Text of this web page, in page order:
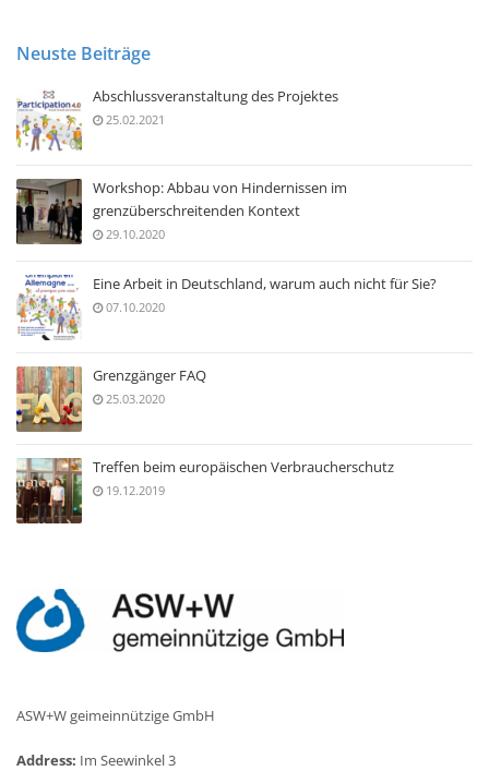
Neuste Beiträge
Abschlussveranstaltung des Projektes
25.02.2021
Workshop: Abbau von Hindernissen im
grenzüberschreitenden Kontext
29.10.2020
Eine Arbeit in Deutschland, warum auch nicht für Sie?
07.10.2020
Grenzgänger FAQ
25.03.2020
Treffen beim europäischen Verbraucherschutz
19.12.2019
ASW+W geimeinnützige GmbH
Address: Im Seewinkel 3